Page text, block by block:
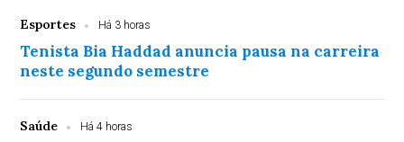
Esportes Há 3 horas
Tenista Bia Haddad anuncia pausa na carreira
neste segundo semestre
Saúde Há 4 horas